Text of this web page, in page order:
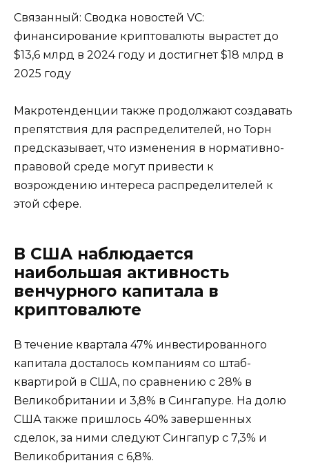
Связанный: Сводка новостей VC:
финансирование криптовалюты вырастет до
$13,6 млрд в 2024 году и достигнет $18 млрд в
2025 году
Макротенденции также продолжают создавать
препятствия для распределителей, но Торн
предсказывает, что изменения в нормативно-
правовой среде могут привести к
возрождению интереса распределителей к
этой сфере.
В США наблюдается
наибольшая активность
венчурного капитала в
криптовалюте
В течение квартала 47% инвестированного
капитала досталось компаниям со штаб-
квартирой в США, по сравнению с 28% в
Великобритании и 3,8% в Сингапуре. На долю
США также пришлось 40% завершенных
сделок, за ними следуют Сингапур с 7,3% и
Великобритания с 6,8%.